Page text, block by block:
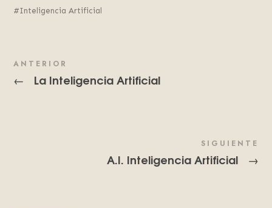
Inteligencia Artificial
ANTERIOR
← La Inteligencia Artificial
SIGUIENTE
A.I. Inteligencia Artificial →